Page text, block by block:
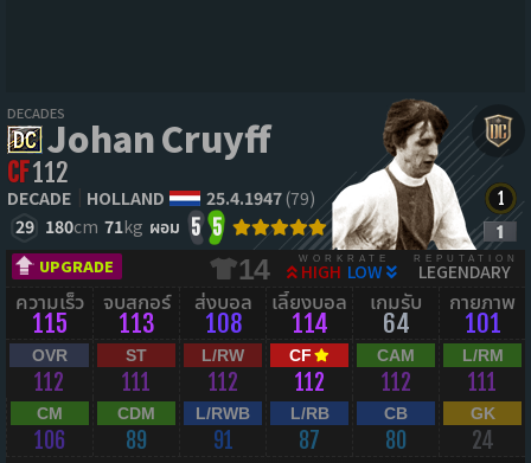
DECADESJohan Cruyff
CF112
DECADE HOLLAND 25.4.1947(79)
29 180cm 71kg ผอม 5 5
UPGRADE 14 WORKRATE
HIGH LOW
REPUTATION
LEGENDARY
ความเร็ว
115
จบสกอร์
113
ส่งบอล
108
เลี้ยงบอล
114
เกมรับ
64
กายภาพ
101
OVR
112
ST
111
L/RW
112
CF
112
CAM
112
L/RM
111
CM
106
CDM
89
L/RWB
91
L/RB
87
CB
80
GK
24